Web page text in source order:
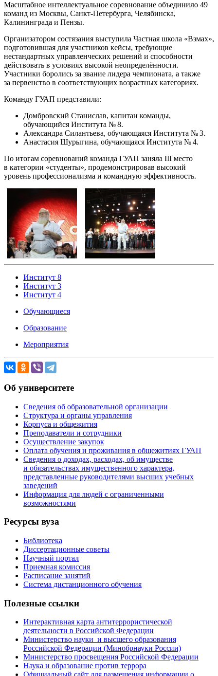
Масштабное интеллектуальное соревнование объединило 49
команд из Москвы, Санкт-Петербурга, Челябинска,
Калининграда и Пензы.
Организатором состязания выступила Частная школа «Взмах»,
подготовившая для участников кейсы, требующие
нестандартных управленческих решений и способности
действовать в условиях высокой неопределённости.
Участники боролись за звание лидера чемпионата, а также
за первенство в соответствующих возрастных категориях.
Команду ГУАП представили:
Домбровский Станислав, капитан команды,
обучающийся Института № 8.
Александра Силантьева, обучающаяся Института № 3.
Анастасия Шурыгина, обучающаяся Института № 4.
По итогам соревнований команда ГУАП заняла III место
в категории «студенты», продемонстрировав высокий
уровень профессионализма и командную эффективность.
Институт 8
Институт 3
Институт 4
Обучающиеся
Образование
Мероприятия
Об университете
Сведения об образовательной организации
Структура и органы управления
Корпуса и общежития
Преподаватели и сотрудники
Осуществление закупок
Оплата обучения и проживания в общежитиях ГУАП
Сведения о доходах, расходах, об имуществе
и обязательствах имущественного характера,
представленные руководителями высших учебных
заведений
Информация для людей с ограниченными
возможностями
Ресурсы вуза
Библиотека
Диссертационные советы
Научный портал
Приемная комиссия
Расписание занятий
Система дистанционного обучения
Полезные ссылки
Интерактивная карта антитеррористической
деятельности в Российской Федерации
Министерство науки и высшего образования
Российской Федерации (Минобрнауки России)
Министерство просвещения Российской Федерации
Наука и образование против террора